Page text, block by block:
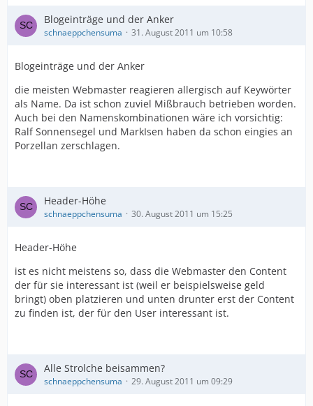
Blogeinträge und der Anker
schnaeppchensuma 31. August 2011 um 10:58
Blogeinträge und der Anker
die meisten Webmaster reagieren allergisch auf Keywörter
als Name. Da ist schon zuviel Mißbrauch betrieben worden.
Auch bei den Namenskombinationen wäre ich vorsichtig:
Ralf Sonnensegel und MarkIsen haben da schon eingies an
Porzellan zerschlagen.
Header-Höhe
schnaeppchensuma 30. August 2011 um 15:25
Header-Höhe
ist es nicht meistens so, dass die Webmaster den Content
der für sie interessant ist (weil er beispielsweise geld
bringt) oben platzieren und unten drunter erst der Content
zu finden ist, der für den User interessant ist.
Alle Strolche beisammen?
schnaeppchensuma 29. August 2011 um 09:29